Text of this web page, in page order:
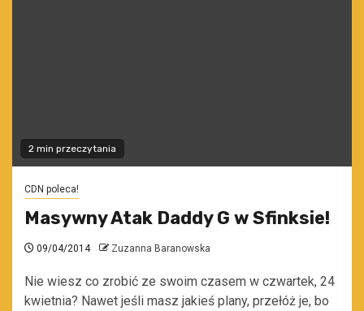
2 min przeczytania
CDN poleca!
Masywny Atak Daddy G w Sfinksie!
09/04/2014 Zuzanna Baranowska
Nie wiesz co zrobić ze swoim czasem w czwartek, 24
kwietnia? Nawet jeśli masz jakieś plany, przełóż je, bo